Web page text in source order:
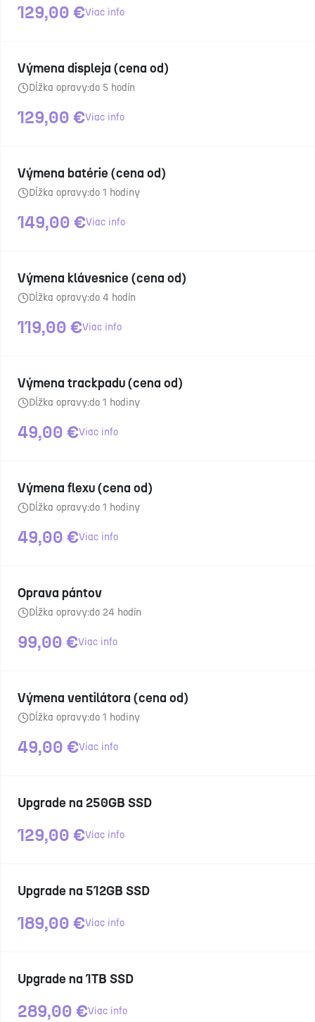
129,00 €Viac info
Výmena displeja (cena od)
Dĺžka opravy:do 5 hodín
129,00 €Viac info
Výmena batérie (cena od)
Dĺžka opravy:do 1 hodiny
149,00 €Viac info
Výmena klávesnice (cena od)
Dĺžka opravy:do 4 hodín
119,00 €Viac info
Výmena trackpadu (cena od)
Dĺžka opravy:do 1 hodiny
49,00 €Viac info
Výmena flexu (cena od)
Dĺžka opravy:do 1 hodiny
49,00 €Viac info
Oprava pántov
Dĺžka opravy:do 24 hodín
99,00 €Viac info
Výmena ventilátora (cena od)
Dĺžka opravy:do 1 hodiny
49,00 €Viac info
Upgrade na 250GB SSD
129,00 €Viac info
Upgrade na 512GB SSD
189,00 €Viac info
Upgrade na 1TB SSD
289,00 €Viac info